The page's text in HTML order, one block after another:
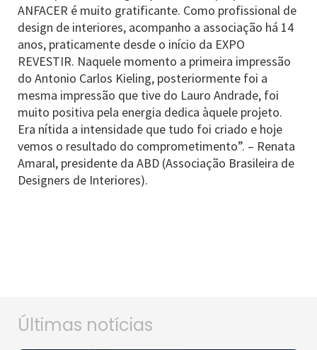
ANFACER é muito gratificante. Como profissional de
design de interiores, acompanho a associação há 14
anos, praticamente desde o início da EXPO
REVESTIR. Naquele momento a primeira impressão
do Antonio Carlos Kieling, posteriormente foi a
mesma impressão que tive do Lauro Andrade, foi
muito positiva pela energia dedica àquele projeto.
Era nítida a intensidade que tudo foi criado e hoje
vemos o resultado do comprometimento”. – Renata
Amaral, presidente da ABD (Associação Brasileira de
Designers de Interiores).
Últimas notícias